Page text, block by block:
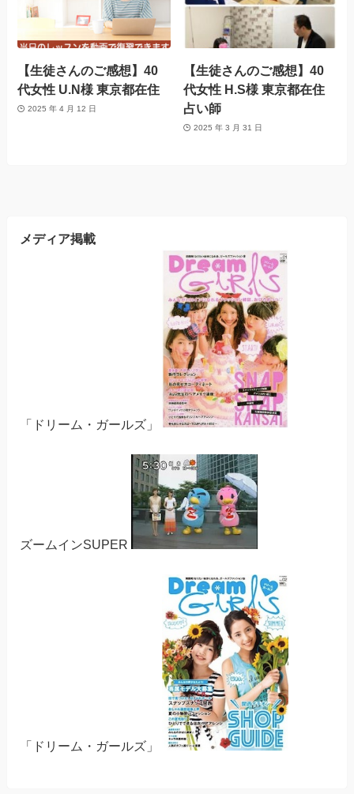
【生徒さんのご感想】40
代女性 U.N様 東京都在住
2025 年 4 月 12 日
【生徒さんのご感想】40
代女性 H.S様 東京都在住
占い師
2025 年 3 月 31 日
メディア掲載
「ドリーム・ガールズ」
ズームインSUPER
「ドリーム・ガールズ」